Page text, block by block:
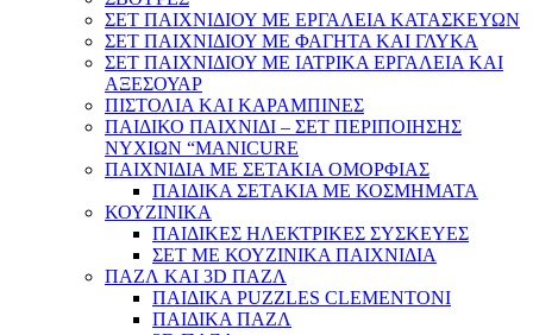
ΣΕΤ ΠΑΙΧΝΙΔΙΟΥ ΜΕ ΕΡΓΑΛΕΙΑ ΚΑΤΑΣΚΕΥΩΝ
ΣΕΤ ΠΑΙΧΝΙΔΙΟΥ ΜΕ ΦΑΓΗΤΑ ΚΑΙ ΓΛΥΚΑ
ΣΕΤ ΠΑΙΧΝΙΔΙΟΥ ΜΕ ΙΑΤΡΙΚΑ ΕΡΓΑΛΕΙΑ ΚΑΙ
ΑΞΕΣΟΥΑΡ
ΠΙΣΤΟΛΙΑ ΚΑΙ ΚΑΡΑΜΠΙΝΕΣ
ΠΑΙΔΙΚΟ ΠΑΙΧΝΙΔΙ – ΣΕΤ ΠΕΡΙΠΟΙΗΣΗΣ
ΝΥΧΙΩΝ “MANICURE
ΠΑΙΧΝΙΔΙΑ ΜΕ ΣΕΤΑΚΙΑ ΟΜΟΡΦΙΑΣ
ΠΑΙΔΙΚΑ ΣΕΤΑΚΙΑ ΜΕ ΚΟΣΜΗΜΑΤΑ
ΚΟΥΖΙΝΙΚΑ
ΠΑΙΔΙΚΕΣ ΗΛΕΚΤΡΙΚΕΣ ΣΥΣΚΕΥΕΣ
ΣΕΤ ΜΕ ΚΟΥΖΙΝΙΚΑ ΠΑΙΧΝΙΔΙΑ
ΠΑΖΛ ΚΑΙ 3D ΠΑΖΛ
ΠΑΙΔΙΚΑ PUZZLES CLEMENTONI
ΠΑΙΔΙΚΑ ΠΑΖΛ